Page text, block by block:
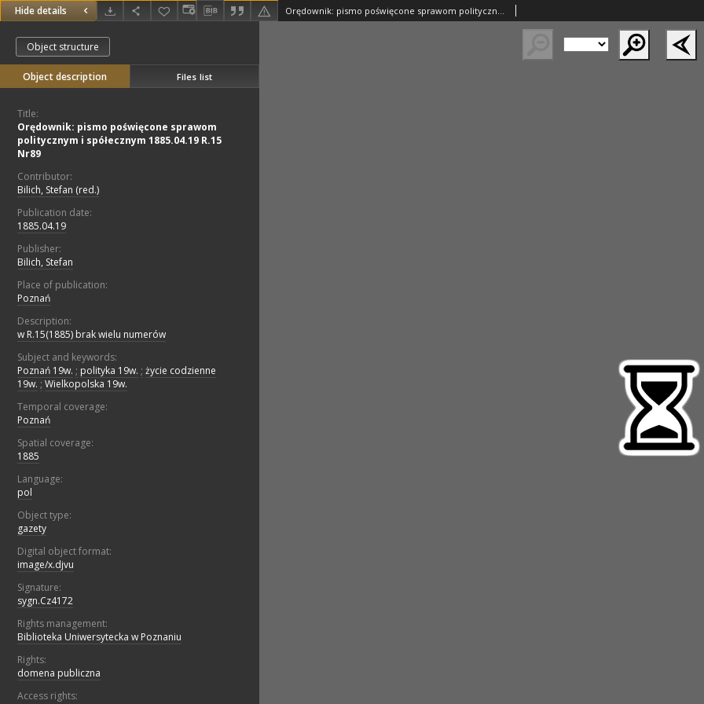
Hide details Orędownik: pismo poświęcone sprawom politycznym i spółecznym 1885.04.19 R.15 Nr89
Object structure
Object description Files list
Title:
Orędownik: pismo poświęcone sprawom
politycznym i spółecznym 1885.04.19 R.15
Nr89
Contributor:
Bilich, Stefan (red.)
Publication date:
1885.04.19
Publisher:
Bilich, Stefan
Place of publication:
Poznań
Description:
w R.15(1885) brak wielu numerów
Subject and keywords:
Poznań 19w. ; polityka 19w. ; życie codzienne
19w. ; Wielkopolska 19w.
Temporal coverage:
Poznań
Spatial coverage:
1885
Language:
pol
Object type:
gazety
Digital object format:
image/x.djvu
Signature:
sygn.Cz4172
Rights management:
Biblioteka Uniwersytecka w Poznaniu
Rights:
domena publiczna
Access rights: